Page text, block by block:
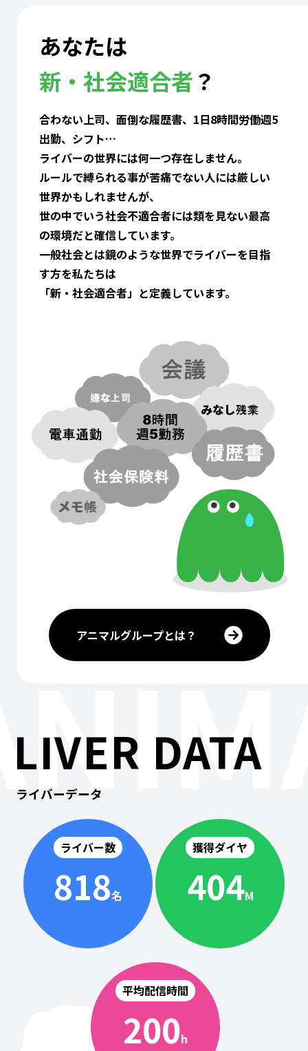
あなたは
新・社会適合者？
合わない上司、面倒な履歴書、1日8時間労働週5
出勤、シフト…
ライバーの世界には何一つ存在しません。
ルールで縛られる事が苦痛でない人には厳しい
世界かもしれませんが、
世の中でいう社会不適合者には類を見ない最高
の環境だと確信しています。
一般社会とは鏡のような世界でライバーを目指
す方を私たちは
「新・社会適合者」と定義しています。
アニマルグループとは？
LIVER DATA
ライバーデータ
ライバー数
818名
獲得ダイヤ
404M
平均配信時間
200h